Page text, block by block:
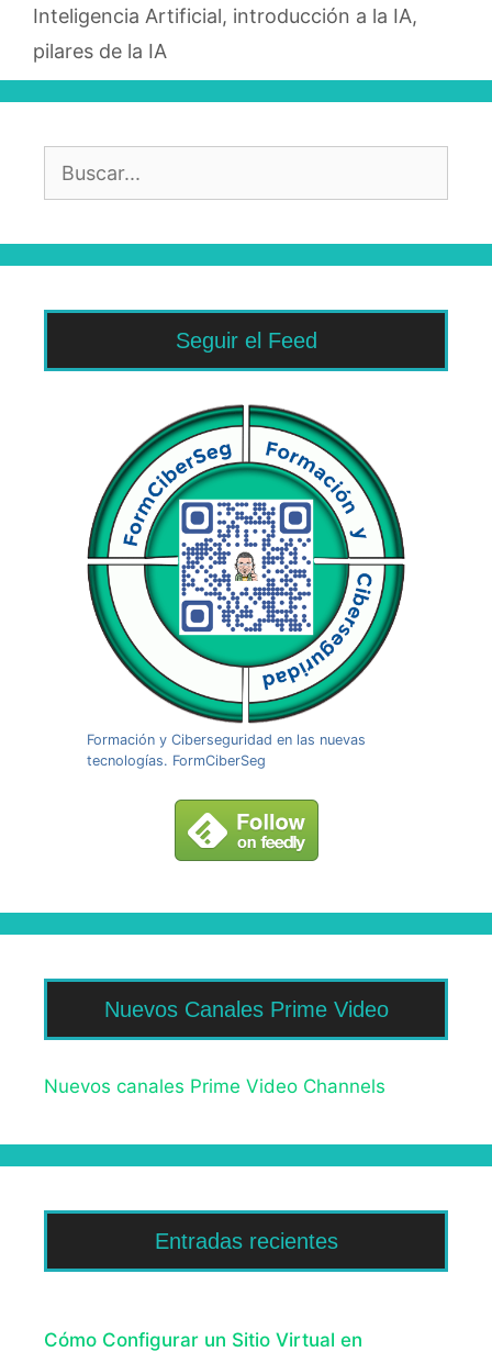
Inteligencia Artificial, introducción a la IA,
pilares de la IA
Seguir el Feed
Formación y Ciberseguridad en las nuevas
tecnologías. FormCiberSeg
Nuevos Canales Prime Video
Nuevos canales Prime Video Channels
Entradas recientes
Cómo Configurar un Sitio Virtual en